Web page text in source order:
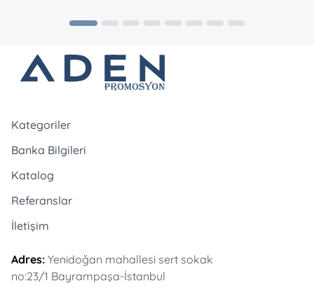
Kategoriler
Banka Bilgileri
Katalog
Referanslar
İletişim
Adres: Yenidoğan mahallesi sert sokak
no:23/1 Bayrampaşa-İstanbul